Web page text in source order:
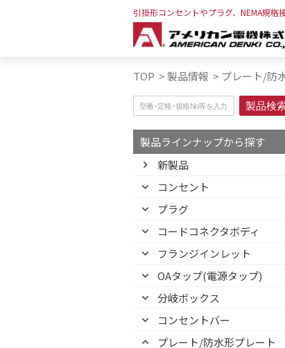
引掛形コンセントやプラグ、NEMA規格
TOP >製品情報 > プレート/防
製品ラインナップから探す
新製品
コンセント
プラグ
コードコネクタボディ
フランジインレット
OAタップ(電源タップ)
分岐ボックス
コンセントバー
プレート/防水形プレート